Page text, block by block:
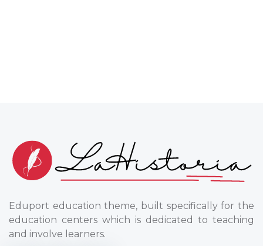
Eduport education theme, built specifically for the
education centers which is dedicated to teaching
and involve learners.